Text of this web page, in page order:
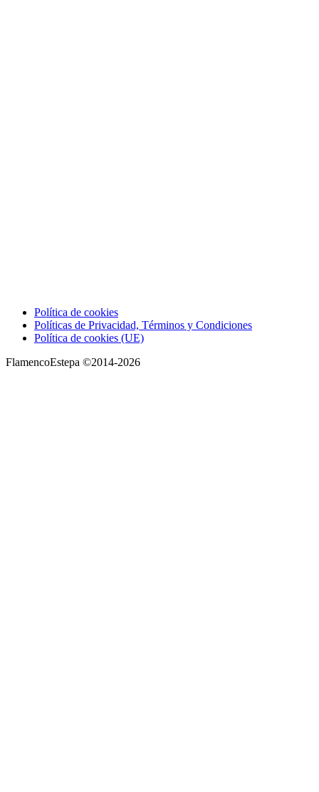
Política de cookies
Políticas de Privacidad, Términos y Condiciones
Política de cookies (UE)
FlamencoEstepa ©2014-2026